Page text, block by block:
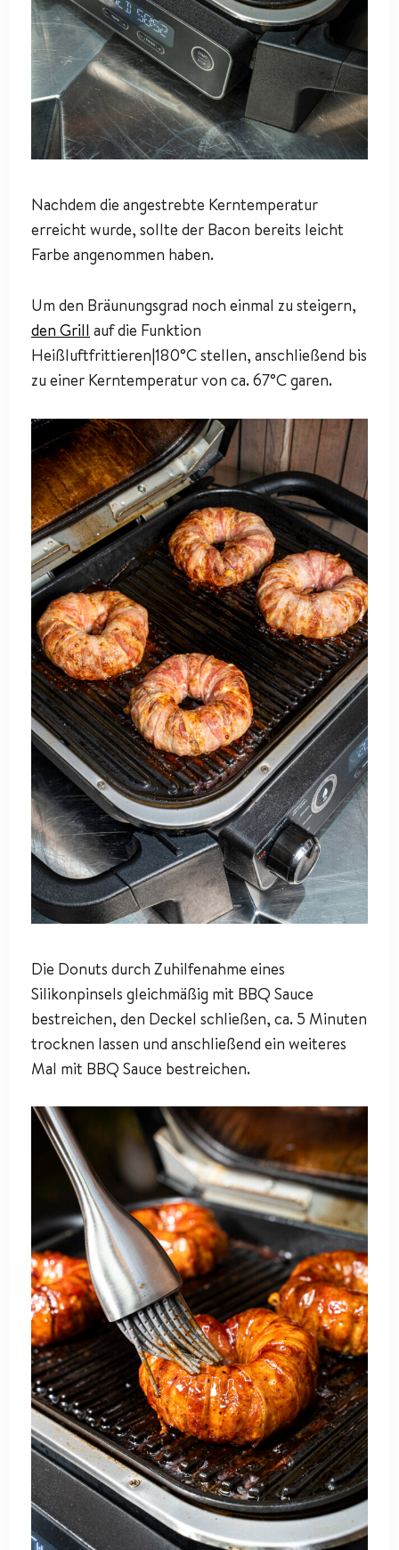
Nachdem die angestrebte Kerntemperatur
erreicht wurde, sollte der Bacon bereits leicht
Farbe angenommen haben.
Um den Bräunungsgrad noch einmal zu steigern,
den Grill auf die Funktion
Heißluftfrittieren|180°C stellen, anschließend bis
zu einer Kerntemperatur von ca. 67°C garen.
Die Donuts durch Zuhilfenahme eines
Silikonpinsels gleichmäßig mit BBQ Sauce
bestreichen, den Deckel schließen, ca. 5 Minuten
trocknen lassen und anschließend ein weiteres
Mal mit BBQ Sauce bestreichen.